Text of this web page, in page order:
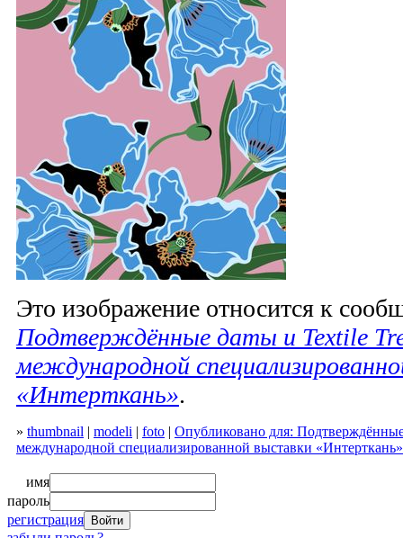
Это изображение относится к
Подтверждённые даты и Textile
международной
«Интерткань».
» thumbnail | modeli | foto | Опубликовано для:
международной специализированной выставки «Интерткань»
имя
пароль
регистрация